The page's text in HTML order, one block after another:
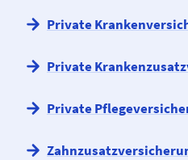
Private
Private
Private